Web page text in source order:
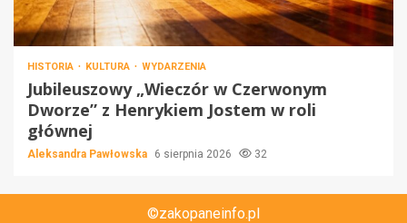
HISTORIA KULTURA WYDARZENIA
Jubileuszowy „Wieczór w Czerwonym
Dworze” z Henrykiem Jostem w roli
głównej
Aleksandra Pawłowska 6 sierpnia 2026 32
©zakopaneinfo.pl